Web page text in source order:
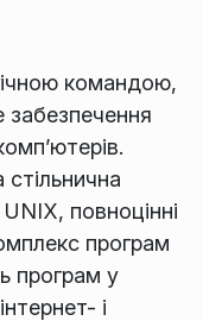
командою,
забезпечення
повноцінні
програм
програм у
і